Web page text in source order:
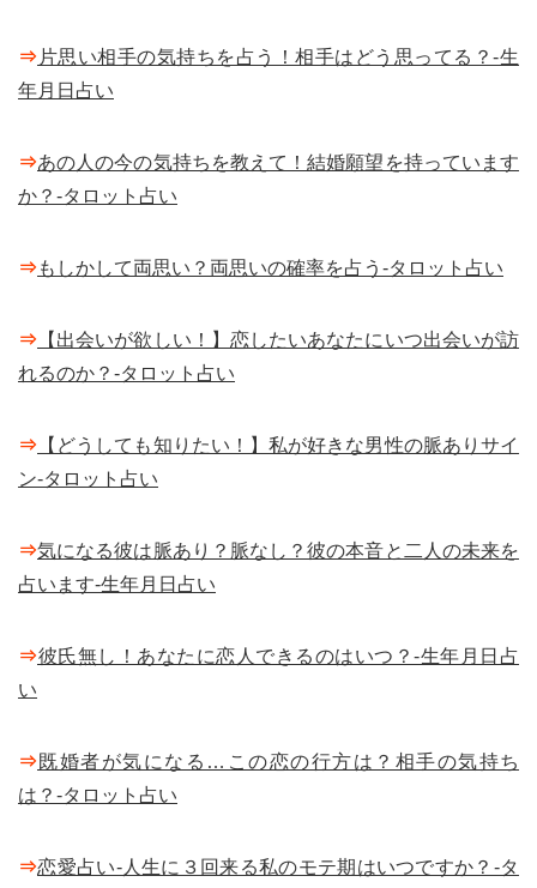
⇒ 片思い相手の気持ちを占う！相手はどう思ってる？-生
年月日占い
⇒あの人の今の気持ちを教えて！結婚願望を持っています
か？-タロット占い
⇒もしかして両思い？両思いの確率を占う-タロット占い
⇒ 【出会いが欲しい！】恋したいあなたにいつ出会いが訪
れるのか？-タロット占い
⇒ 【どうしても知りたい！】私が好きな男性の脈ありサイ
ン-タロット占い
⇒気になる彼は脈あり？脈なし？彼の本音と二人の未来を
占います-生年月日占い
⇒彼氏無し！あなたに恋人できるのはいつ？-生年月日占
い
⇒既婚者が気になる…この恋の行方は？相手の気持ち
は？-タロット占い
⇒恋愛占い-人生に３回来る私のモテ期はいつですか？-タ